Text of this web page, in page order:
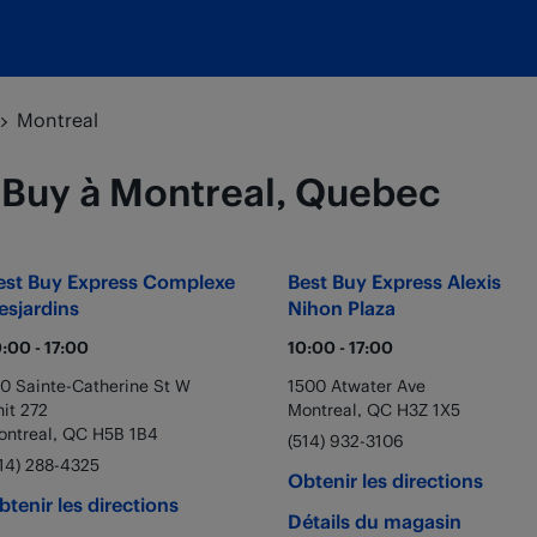
Montreal
à Montreal, Quebec
Buy Express Complexe
- 17:00
Sainte-Catherine St W
272
, QC H5B 1B4
288-4325
les directions
Best Buy Express Alexis
Nihon Plaza
10:00 - 17:00
1500 Atwater Ave
Montreal, QC H3Z 1X5
(514) 932-3106
Obtenir les directions
Détails du magasin